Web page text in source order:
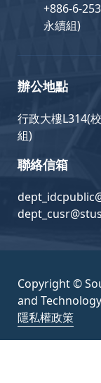
+886-6-
永續組)
辦公地點
行政大樓L314(
組)
聯絡信箱
Copyright ©
and
隱私權政策